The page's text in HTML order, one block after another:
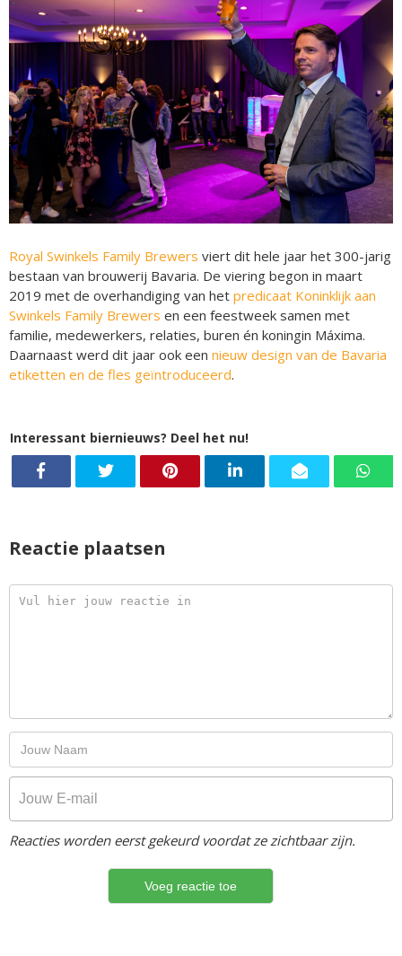
Royal Swinkels Family Brewers viert dit hele jaar het 300-jarig
bestaan van brouwerij Bavaria. De viering begon in maart
2019 met de overhandiging van het predicaat Koninklijk aan
Swinkels Family Brewers en een feestweek samen met
familie, medewerkers, relaties, buren én koningin Máxima.
Daarnaast werd dit jaar ook een nieuw design van de Bavaria
etiketten en de fles geïntroduceerd.
Interessant biernieuws? Deel het nu!
Reactie plaatsen
Reacties worden eerst gekeurd voordat ze zichtbaar zijn.